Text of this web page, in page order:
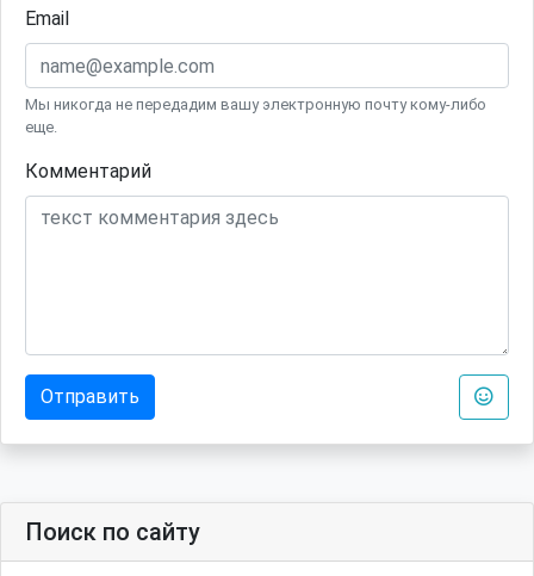
Email
Мы никогда не передадим вашу электронную почту кому-либо
еще.
Комментарий
Отправить
Поиск по сайту